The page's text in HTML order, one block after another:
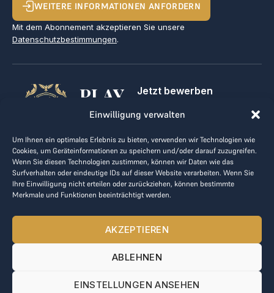
Einwilligung verwalten
Um Ihnen ein optimales Erlebnis zu bieten, verwenden wir Technologien wie
Cookies, um Geräteinformationen zu speichern und/oder darauf zuzugreifen.
Wenn Sie diesen Technologien zustimmen, können wir Daten wie das
Surfverhalten oder eindeutige IDs auf dieser Website verarbeiten. Wenn Sie
Ihre Einwilligung nicht erteilen oder zurückziehen, können bestimmte
Merkmale und Funktionen beeinträchtigt werden.
AKZEPTIEREN
ABLEHNEN
EINSTELLUNGEN ANSEHEN
WEITERE INFORMATIONEN ANFORDERN
Mit dem Abonnement akzeptieren Sie unsere
Datenschutzbestimmungen.
PLAY
GOLF,
MAKE
BUSINESS
Jetzt bewerben
Kontakt
AGB
Datenrichtlinie
kontakt@the-loge.com
Unser freundliches Team hilft Ihnen gerne weiter.
Mo-Fr von 8:00 bis 17:00 Uhr.
© 2025 The LOGE. Alle Rechte vorbehalten.